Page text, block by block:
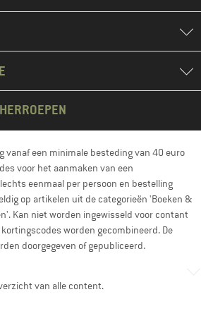
vanaf een minimale besteding van 40 euro
voor het aanmaken van een
eenmaal per persoon en bestelling
op artikelen uit de categorieën 'Boeken &
Kan niet worden ingewisseld voor contant
worden gecombineerd. De
doorgegeven of gepubliceerd.
van alle content.